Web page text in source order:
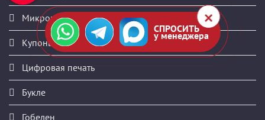
СПРОСИТЬ
у менеджера
Микровелюр
Купоны
Цифровая печать
Букле
Гобелен